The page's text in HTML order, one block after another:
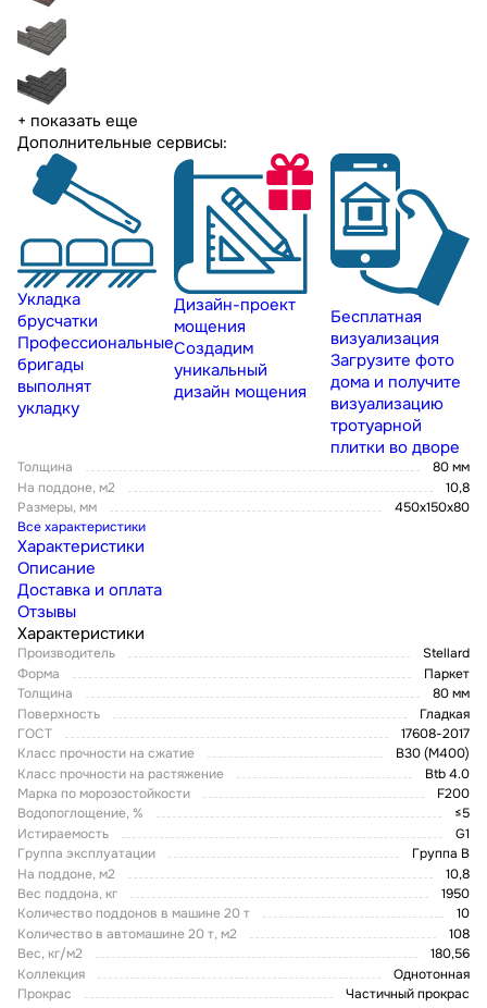
+ показать еще
Дополнительные сервисы:
Укладка
брусчатки
Профессиональные
бригады
выполнят
укладку
Дизайн-проект
мощения
Создадим
уникальный
дизайн мощения
Бесплатная
визуализация
Загрузите фото
дома и получите
визуализацию
тротуарной
плитки во дворе
Толщина
80 мм
На поддоне, м2
10,8
Размеры, мм
450х150х80
Все характеристики
Характеристики
Описание
Доставка и оплата
Отзывы
Характеристики
Производитель
Stellard
Форма
Паркет
Толщина
80 мм
Поверхность
Гладкая
ГОСТ
17608-2017
Класс прочности на сжатие
В30 (М400)
Класс прочности на растяжение
Btb 4.0
Марка по морозостойкости
F200
Водопоглощение, %
≤5
Истираемость
G1
Группа эксплуатации
Группа В
На поддоне, м2
10,8
Вес поддона, кг
1950
Количество поддонов в машине 20 т
10
Количество в автомашине 20 т, м2
108
Вес, кг/м2
180,56
Коллекция
Однотонная
Прокрас
Частичный прокрас